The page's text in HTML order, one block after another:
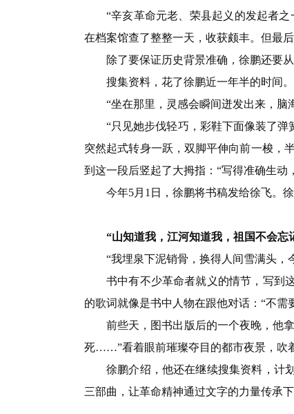
“辛亥革命元老、荣县起义的发起者
在档案馆查了整整一天，收获颇丰。但最
除了要保证历史背景准确，徐鹏还要
搜集资料，花了徐鹏近一年半的时间
“坐在那里，灵感会瞬间迸发出来，脑
“只见她步伐轻巧，彩鞋下面像装了
突然起式转身一跃，双脚平伸向前一梭，
到这一段后竖起了大拇指：“写得准确生动
今年5月1日，徐鹏将书稿发给徐飞。
“山知道我，江河知道我，祖国不会忘
“我埋泉下泥销骨，换得人间雪满头，
书中有不少革命者就义的情节，写到
的歌词就像是书中人物在跟他对话：“不
前些天，图书出版后的一个夜晚，他
死……”看着眼前璀璨夺目的都市夜景，吹
徐鹏介绍，他还在继续搜集资料，计
三部曲，让革命精神通过文字的力量传承下